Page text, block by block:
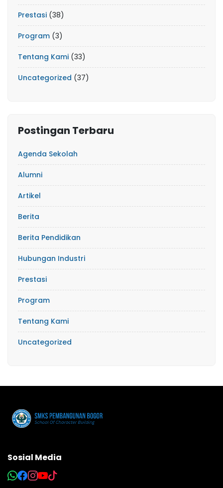
Prestasi (38)
Program (3)
Tentang Kami (33)
Uncategorized (37)
Postingan Terbaru
Agenda Sekolah
Alumni
Artikel
Berita
Berita Pendidikan
Hubungan Industri
Prestasi
Program
Tentang Kami
Uncategorized
Sosial Media